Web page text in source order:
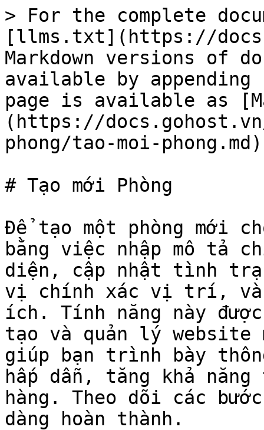
> For the complete
[llms.txt](https://
Markdown versions of
available by
page is available as
(https://
phong/tao-moi-
# Tạo mới Phòng
Để tạo một phòng mới
bằng việc nhập mô
diện, cập nhật tình
vị chính xác vị trí,
ích. Tính năng này
tạo và quản lý website
giúp bạn trình bày
hấp dẫn, tăng khả
hàng. Theo dõi các
dàng hoàn thành.